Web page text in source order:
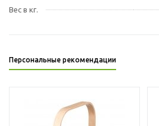
Вес в кг.
Персональные рекомендации